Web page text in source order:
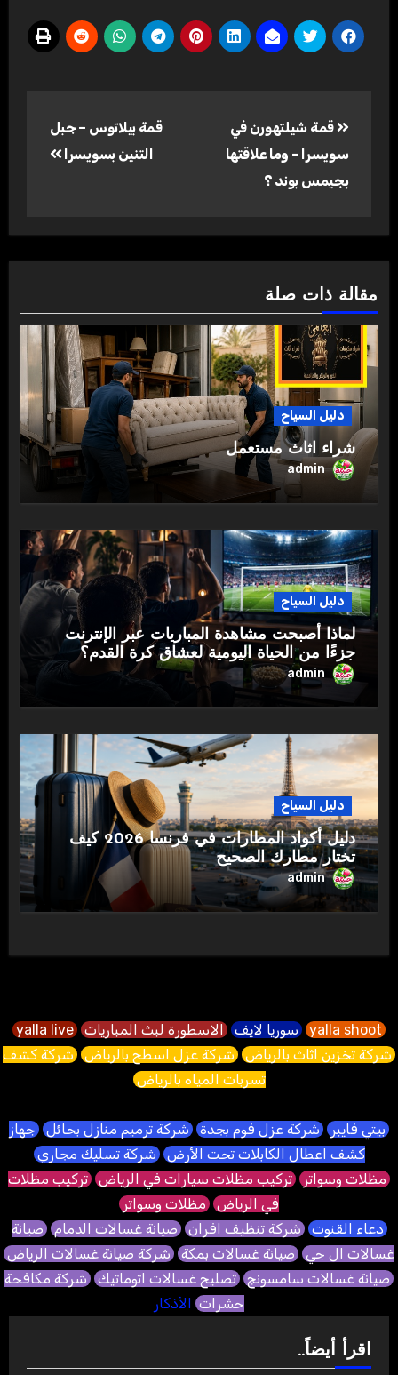
المقالات
قمة شيلتهورن في
سويسرا – وما علاقتها
بجيمس بوند ؟
قمة بيلاتوس – جبل
التنين بسويسرا
مقالة ذات صلة
دليل السياح
شراء اثاث مستعمل
admin
دليل السياح
لماذا أصبحت مشاهدة المباريات عبر الإنترنت
جزءًا من الحياة اليومية لعشاق كرة القدم؟
admin
دليل السياح
دليل أكواد المطارات في فرنسا 2026 كيف
تختار مطارك الصحيح
admin
yalla shoot سوريا لايف الاسطورة لبث المباريات yalla live
شركة تخزين اثاث بالرياض شركة عزل اسطح بالرياض شركة كشف
تسربات المياه بالرياض
بيتي فايبر شركة عزل فوم بجدة شركة ترميم منازل بحائل جهاز
كشف اعطال الكابلات تحت الأرض شركة تسليك مجاري
مظلات وسواتر تركيب مظلات سيارات في الرياض تركيب مظلات
في الرياض مظلات وسواتر
دعاء القنوت شركة تنظيف افران صيانة غسالات الدمام صيانة
غسالات ال جي صيانة غسالات بمكة شركة صيانة غسالات الرياض
صيانة غسالات سامسونج تصليح غسالات اتوماتيك شركة مكافحة
حشرات الأذكار
اقرأ أيضاً..